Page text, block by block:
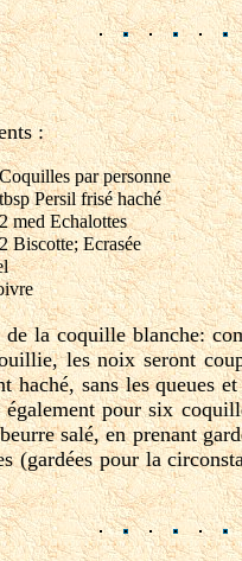
:
par personne
Persil frisé haché
med Echalottes
Biscotte; Ecrasée
la coquille blanche:
les noix seront
haché, sans les queues
également pour six
salé, en prenant
(gardées pour la